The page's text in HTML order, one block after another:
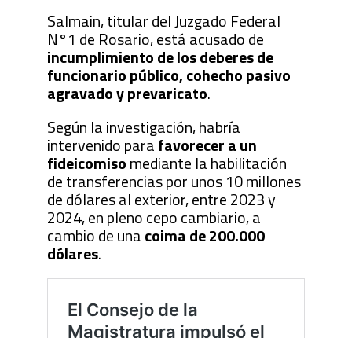
Salmain, titular del Juzgado Federal
N°1 de Rosario, está acusado de
incumplimiento de los deberes de
funcionario público, cohecho pasivo
agravado y prevaricato.
Según la investigación, habría
intervenido parafavorecer a un
fideicomisomediante la habilitación
de transferencias por unos 10 millones
de dólares al exterior, entre 2023 y
2024, en pleno cepo cambiario, a
cambio de unacoima de 200.000
dólares.